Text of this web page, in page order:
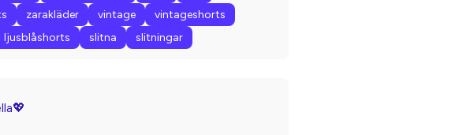
zarakläder vintage
vintageshorts
ljusblåshorts slitna slitningar